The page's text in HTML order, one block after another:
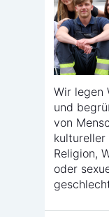
Wir legen
und
von
kultureller
Religion,
oder